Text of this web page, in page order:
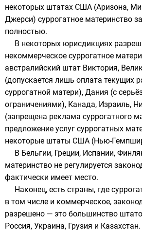
некоторых штатах США (Аризона,
Джерси) суррогатное материнство
полностью.
В некоторых юрисдикциях
некоммерческое суррогатное
австралийский штат Виктория,
(допускается лишь оплата текущих
суррогатной матери), Дания (с
ограничениями), Канада, Израиль,
(запрещена реклама суррогатного
предложение услуг суррогатных
некоторые штаты США (Нью-
В Бельгии, Греции, Испании,
материнство не регулируется
фактически имеет место.
Наконец, есть страны, где
в том числе и коммерческое,
разрешено — это большинство
Россия, Украина, Грузия и Казахстан